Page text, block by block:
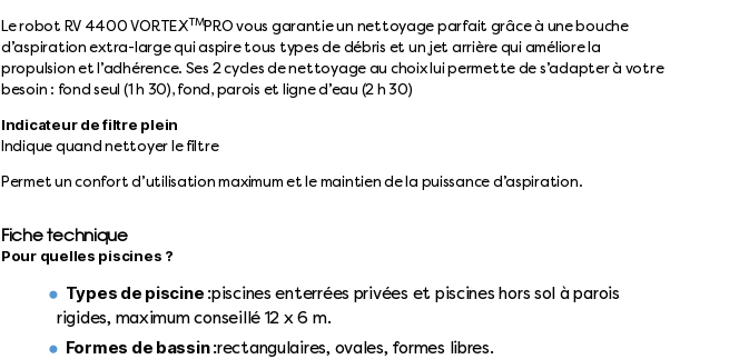
Le robot RV 4400 VORTEXTMPRO vous garantie un nettoyage parfait grâce à une bouche
d’aspiration extra-large qui aspire tous types de débris et un jet arrière qui améliore la
propulsion et l’adhérence. Ses 2 cycles de nettoyage au choix lui permette de s’adapter à votre
besoin : fond seul (1 h 30), fond, parois et ligne d’eau (2 h 30)
Indicateur de filtre plein
Indique quand nettoyer le filtre
Permet un confort d’utilisation maximum et le maintien de la puissance d’aspiration.
Fiche technique
Pour quelles piscines ?
Types de piscine :piscines enterrées privées et piscines hors sol à parois
rigides, maximum conseillé 12 x 6 m.
Formes de bassin :rectangulaires, ovales, formes libres.